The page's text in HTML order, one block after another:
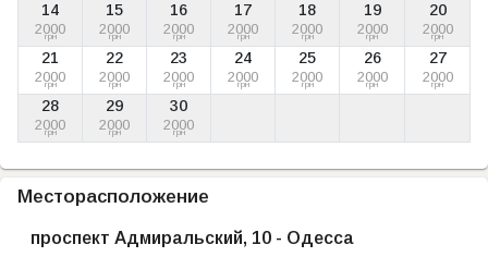
14
2000
грн
15
2000
грн
16
2000
грн
17
2000
грн
18
2000
грн
19
2000
грн
20
2000
грн
21
2000
грн
22
2000
грн
23
2000
грн
24
2000
грн
25
2000
грн
26
2000
грн
27
2000
грн
28
2000
грн
29
2000
грн
30
2000
грн
Месторасположение
проспект Адмиральский, 10 - Одесса